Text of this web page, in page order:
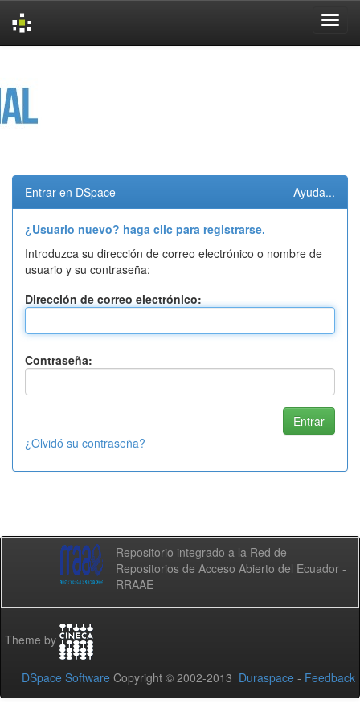
Entrar en DSpace Ayuda...
¿Usuario nuevo? haga clic para registrarse.
Introduzca su dirección de correo electrónico o nombre de
usuario y su contraseña:
Dirección de correo electrónico:
Contraseña:
¿Olvidó su contraseña?
Repositorio integrado a la Red de
Repositorios de Acceso Abierto del Ecuador -
RRAAE
Theme by
DSpace Software Copyright © 2002-2013 Duraspace - Feedback